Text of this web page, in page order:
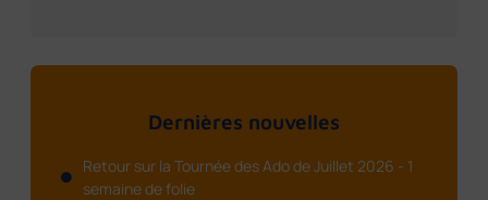
Dernières nouvelles
Retour sur la Tournée des Ado de Juillet 2026 - 1
semaine de folie